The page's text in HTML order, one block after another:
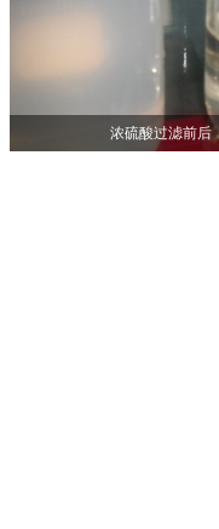
浓硫酸过滤前后